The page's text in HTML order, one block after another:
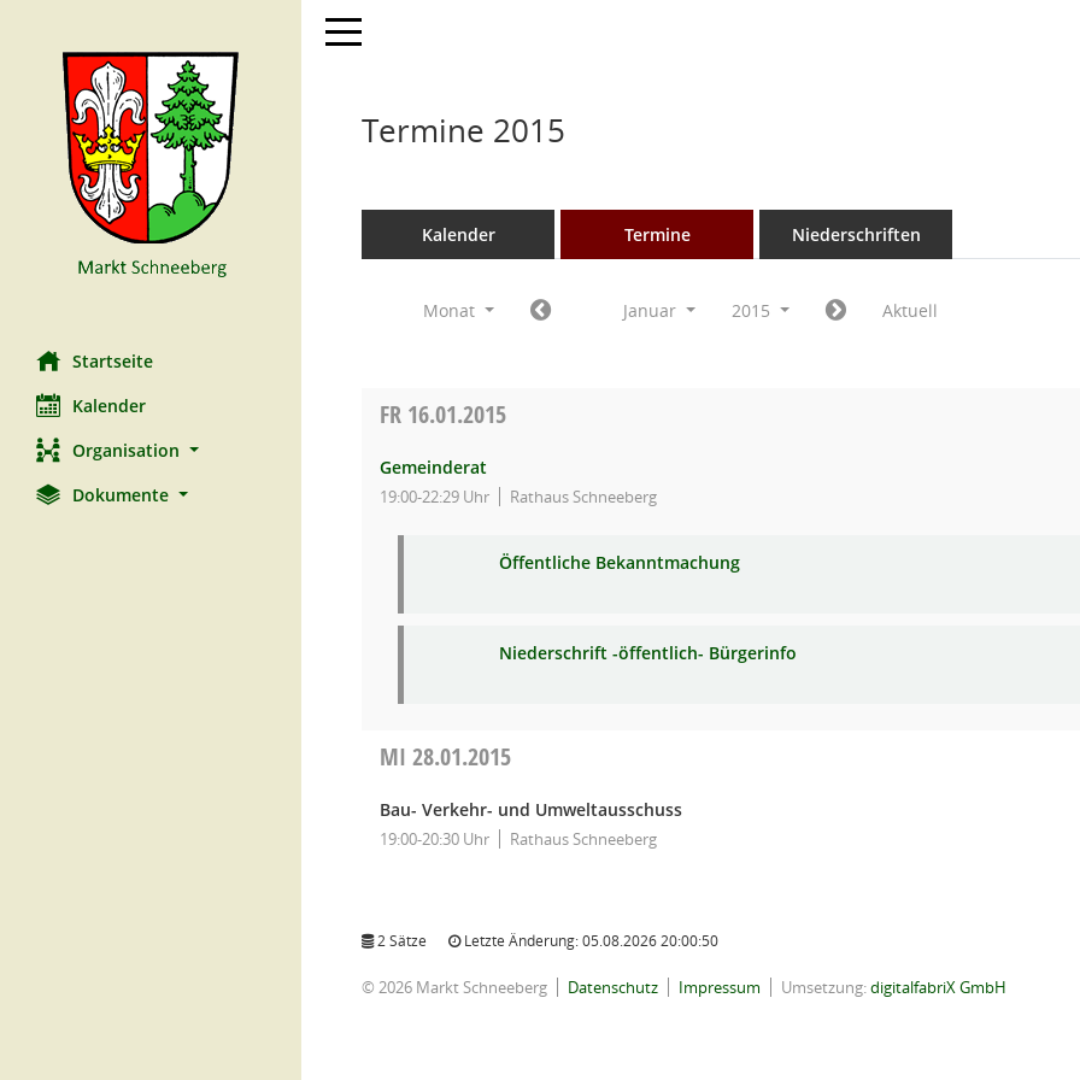
Startseite
Kalender
Organisation
Dokumente
Toggle navigation
Termine 2015
Kalender Termine Niederschriften
Monat Januar 2015 Aktuell
FR 16.01.2015
Gemeinderat
19:00-22:29 Uhr Rathaus Schneeberg
Öffentliche Bekanntmachung
Niederschrift -öffentlich- Bürgerinfo
MI 28.01.2015
Bau- Verkehr- und Umweltausschuss
19:00-20:30 Uhr Rathaus Schneeberg
2 Sätze Letzte Änderung: 05.08.2026 20:00:50
© 2026 Markt Schneeberg Datenschutz Impressum Umsetzung:digitalfabriX GmbH